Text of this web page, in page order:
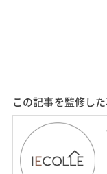
この記事を監修し